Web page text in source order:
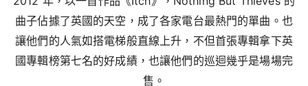
曲子佔據了英國的天空，成了各家電台最熱門的單曲。也
讓他們的人氣如搭電梯般直線上升，不但首張專輯拿下英
國專輯榜第七名的好成績，也讓他們的巡迴幾乎是場場完
售。